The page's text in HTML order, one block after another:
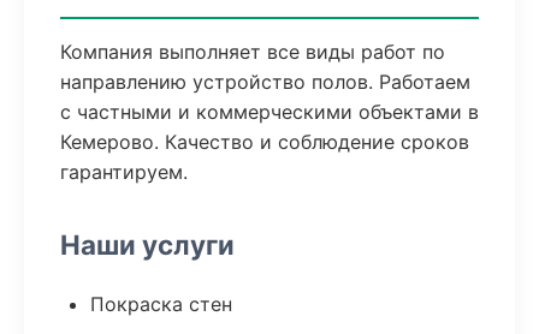
Компания выполняет все виды работ по
направлению устройство полов. Работаем
с частными и коммерческими объектами в
Кемерово. Качество и соблюдение сроков
гарантируем.
Наши услуги
Покраска стен